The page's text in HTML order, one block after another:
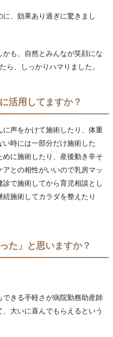
、効果あり過ぎに驚きまし
も、自然とみんなが笑顔にな
ら、しっかりハマりました。
活用してますか？
声をかけて施術したり、体重
時には一部分だけ施術した
めに施術したり、産後動き辛そ
との相性がいいので乳房マッ
で施術してから育児相談とし
施術してカラダを整えたり
た」と思いますか？
きる手軽さが病院勤務助産師
大いに喜んでもらえるという